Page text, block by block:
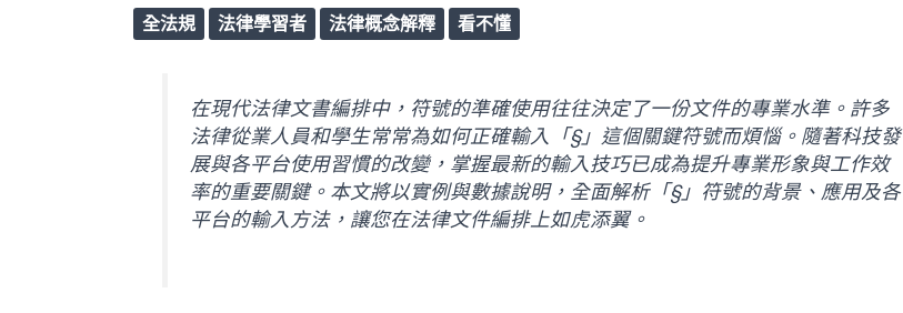
全法規
法律學習者 法律概念解釋 看不懂
在現代法律文書編排中，符號的準確使用往往決定了一份文件的專業水準。許多
法律從業人員和學生常常為如何正確輸入「§」這個關鍵符號而煩惱。隨著科技發
展與各平台使用習慣的改變，掌握最新的輸入技巧已成為提升專業形象與工作效
率的重要關鍵。本文將以實例與數據說明，全面解析「§」符號的背景、應用及各
平台的輸入方法，讓您在法律文件編排上如虎添翼。